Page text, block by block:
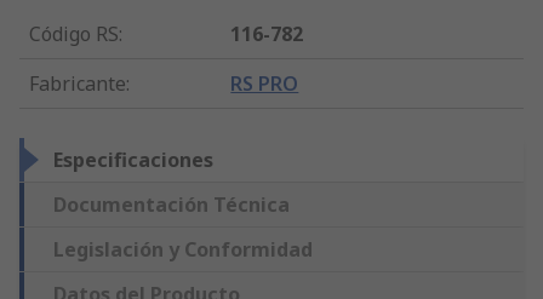
Código RS:
116-782
Fabricante: RS PRO
Especificaciones
Documentación Técnica
Legislación y Conformidad